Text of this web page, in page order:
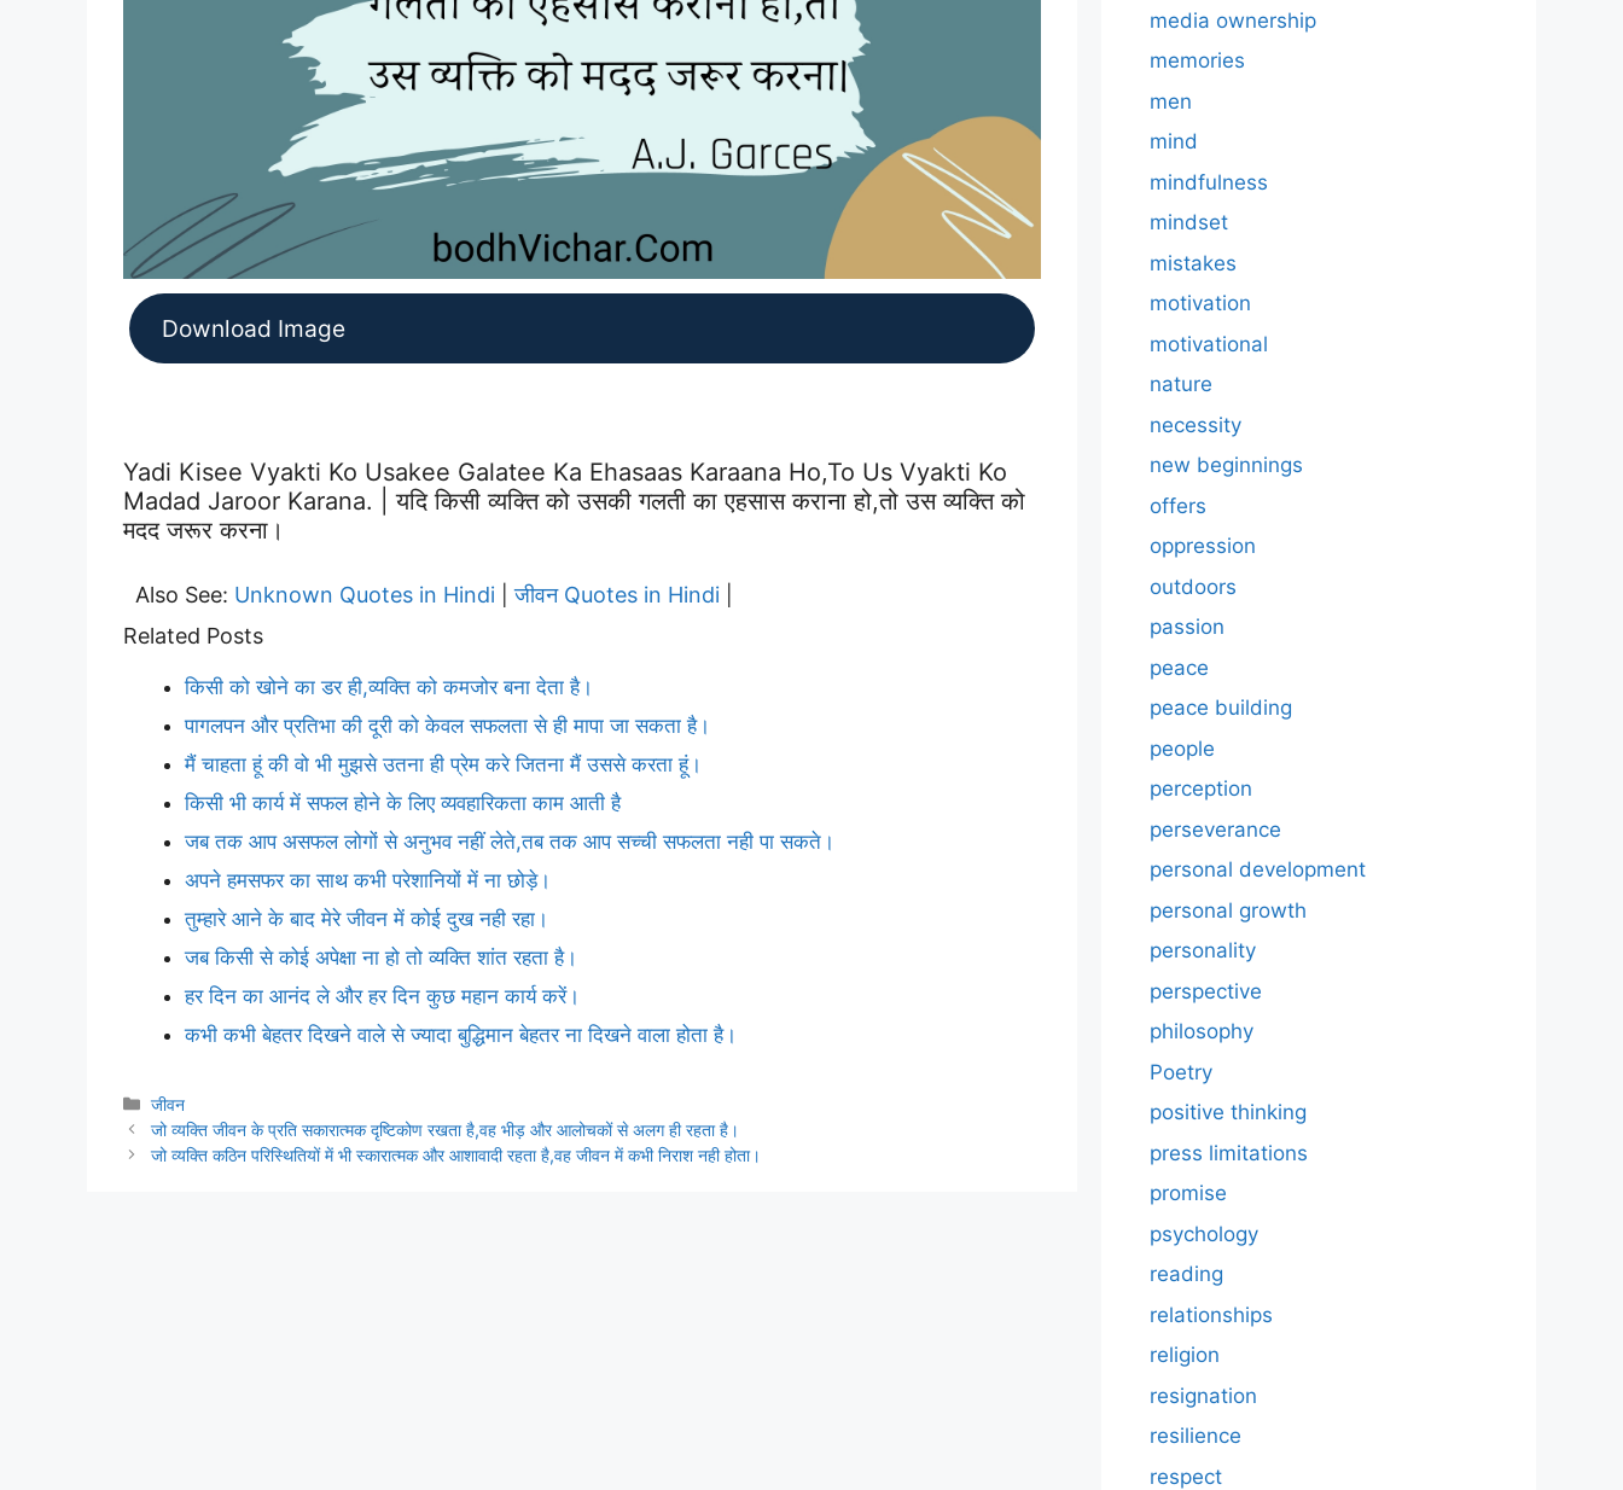
Download Image
Yadi Kisee Vyakti Ko Usakee Galatee Ka Ehasaas Karaana Ho,to Us Vyakti Ko
Madad Jaroor Karana. | यदि किसी व्यक्ति को उसकी गलती का एहसास कराना हो,तो उस व्यक्ति को
मदद जरूर करना।
Also See: Unknown Quotes in Hindi |जीवन Quotes in Hindi
Related Posts
किसी को खोने का डर ही,व्यक्ति को कमजोर बना देता है।
पागलपन और प्रतिभा की दूरी को केवल सफलता से ही मापा जा सकता है।
मैं चाहता हूं की वो भी मुझसे उतना ही प्रेम करे जितना मैं उससे करता हूं।
किसी भी कार्य में सफल होने के लिए व्यवहारिकता काम आती है
जब तक आप असफल लोगों से अनुभव नहीं लेते,तब तक आप सच्ची सफलता नही पा सकते।
अपने हमसफर का साथ कभी परेशानियों में ना छोड़े।
तुम्हारे आने के बाद मेरे जीवन में कोई दुख नही रहा।
जब किसी से कोई अपेक्षा ना हो तो व्यक्ति शांत रहता है।
हर दिन का आनंद ले और हर दिन कुछ महान कार्य करें।
कभी कभी बेहतर दिखने वाले से ज्यादा बुद्धिमान बेहतर ना दिखने वाला होता है।
Categories
जीवन
जो व्यक्ति जीवन के प्रति सकारात्मक दृष्टिकोण रखता है,वह भीड़ और आलोचकों से अलग ही रहता है।
जो व्यक्ति कठिन परिस्थितियों में भी स्कारात्मक और आशावादी रहता है,वह जीवन में कभी निराश नही होता।
media ownership
memories
men
mind
mindfulness
mindset
mistakes
motivation
motivational
nature
necessity
new beginnings
offers
oppression
outdoors
passion
peace
peace building
people
perception
perseverance
personal development
personal growth
personality
perspective
philosophy
Poetry
positive thinking
press limitations
promise
psychology
reading
relationships
religion
resignation
resilience
respect